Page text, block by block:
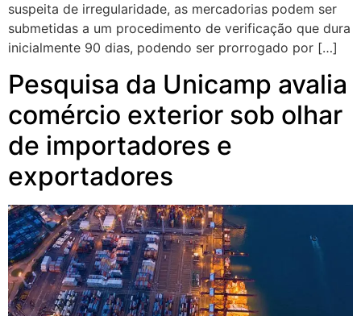
suspeita de irregularidade, as mercadorias podem ser
submetidas a um procedimento de verificação que dura
inicialmente 90 dias, podendo ser prorrogado por […]
Pesquisa da Unicamp avalia
comércio exterior sob olhar
de importadores e
exportadores